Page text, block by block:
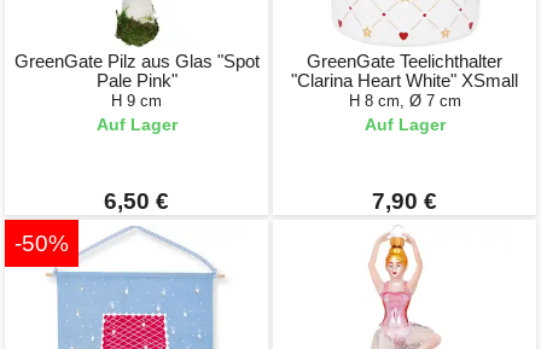
GreenGate Pilz aus Glas "Spot
Pale Pink"
H 9 cm
Auf Lager
6,50 €
GreenGate Teelichthalter
"Clarina Heart White" XSmall
H 8 cm, Ø 7 cm
Auf Lager
7,90 €
-50%